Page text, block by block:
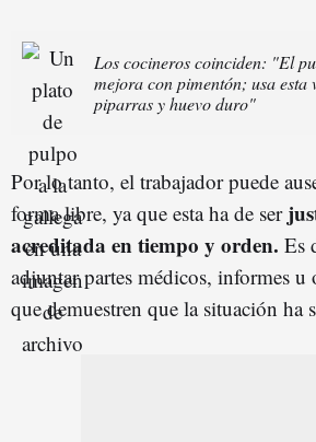
Los cocineros coinciden: "El
mejora con pimentón; usa esta
piparras y huevo duro"
Por lo tanto, el trabajador puede
forma libre, ya que esta ha de ser
acreditada en tiempo y orden. Es
adjuntar partes médicos, informes u
que demuestren que la situación ha